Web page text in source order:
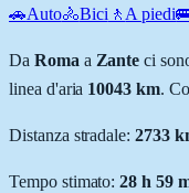
🚗Auto🚴Bici 🚶 A piedi
Da Roma a Zante ci
linea d'aria 10043 km.
Distanza stradale:2733
Tempo stimato:28 h 59